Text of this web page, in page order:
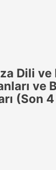
Dili ve
ve
(Son 4